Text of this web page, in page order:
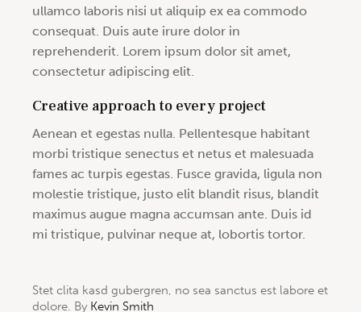
ullamco laboris nisi ut aliquip ex ea commodo
consequat. Duis aute irure dolor in
reprehenderit. Lorem ipsum dolor sit amet,
consectetur adipiscing elit.
Creative approach to every project
Aenean et egestas nulla. Pellentesque habitant
morbi tristique senectus et netus et malesuada
fames ac turpis egestas. Fusce gravida, ligula non
molestie tristique, justo elit blandit risus, blandit
maximus augue magna accumsan ante. Duis id
mi tristique, pulvinar neque at, lobortis tortor.
Stet clita kasd gubergren, no sea sanctus est labore et
dolore. By Kevin Smith